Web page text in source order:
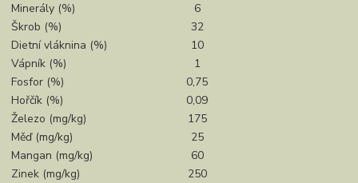
Minerály (%)
6
Škrob (%)
32
Dietní vláknina (%)
10
Vápník (%)
1
Fosfor (%)
0,75
Hořčík (%)
0,09
Železo (mg/kg)
175
Měď (mg/kg)
25
Mangan (mg/kg)
60
Zinek (mg/kg)
250